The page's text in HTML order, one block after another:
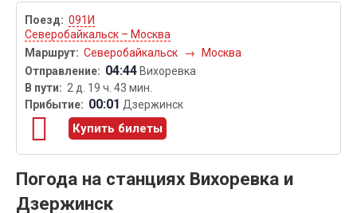
091И
Северобайкальск – Москва
Северобайкальск
→ Москва
04:44 Вихоревка
2 д. 19 ч. 43 мин.
00:01 Дзержинск
Купить билеты
Погода на станциях Вихоревка и
Дзержинск